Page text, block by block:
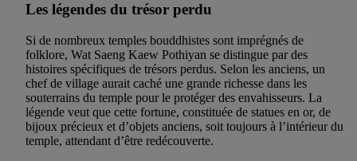
Les légendes du trésor perdu
Si de nombreux temples bouddhistes sont imprégnés de
folklore, Wat Saeng Kaew Pothiyan se distingue par des
histoires spécifiques de trésors perdus. Selon les anciens, un
chef de village aurait caché une grande richesse dans les
souterrains du temple pour le protéger des envahisseurs. La
légende veut que cette fortune, constituée de statues en or, de
bijoux précieux et d’objets anciens, soit toujours à l’intérieur du
temple, attendant d’être redécouverte.